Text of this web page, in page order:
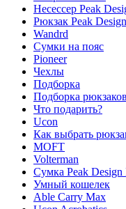
Несессер Peak
Рюкзак Peak
Wandrd
Сумки на пояс
Pioneer
Чехлы
Подборка
Подборка
Что подарить?
Ucon
Как выбрать
MOFT
Volterman
Сумка Peak Design
Умный кошелек
Able Carry Max